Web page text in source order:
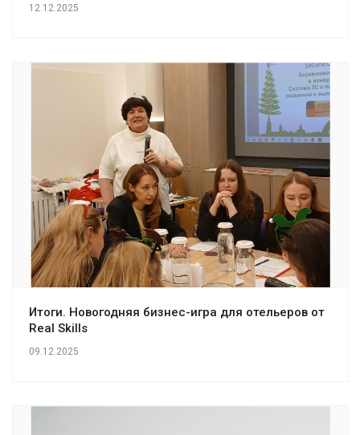
12.12.2025
Итоги. Новогодняя бизнес-игра для отельеров от
Real Skills
09.12.2025